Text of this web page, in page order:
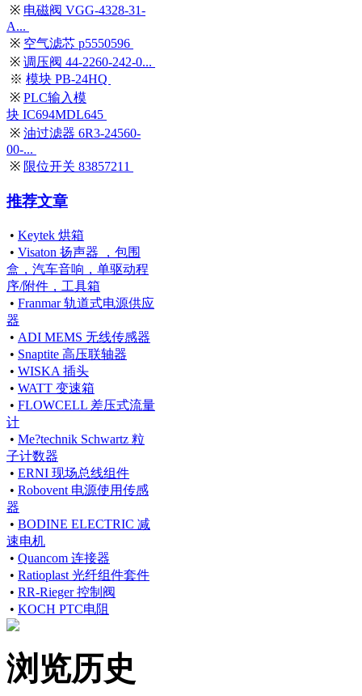
※ 电磁阀 VGG-4328-31-
A...
※ 空气滤芯 p5550596
※ 调压阀 44-2260-242-0...
※ 模块 PB-24HQ
※ PLC输入模
块 IC694MDL645
※ 油过滤器 6R3-24560-
00-...
※ 限位开关 83857211
推荐文章
• Keytek 烘箱
• Visaton 扬声器 ，包围
盒，汽车音响，单驱动程
序/附件，工具箱
• Franmar 轨道式电源供应
器
• ADI MEMS 无线传感器
• Snaptite 高压联轴器
• WISKA 插头
• WATT 变速箱
• FLOWCELL 差压式流量
计
• Me?technik Schwartz 粒
子计数器
• ERNI 现场总线组件
• Robovent 电源使用传感
器
• BODINE ELECTRIC 减
速电机
• Quancom 连接器
• Ratioplast 光纤组件套件
• RR-Rieger 控制阀
• KOCH PTC电阻
浏览历史